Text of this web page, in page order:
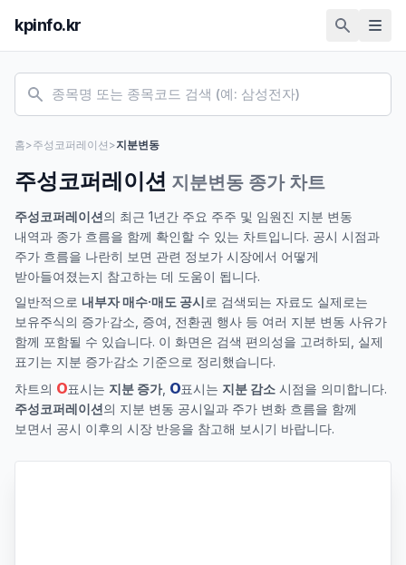
kpinfo.kr
홈>주성코퍼레이션 >지분변동
주성코퍼레이션 지분변동 종가 차트
주성코퍼레이션의 최근 1년간 주요 주주 및 임원진 지분 변동
내역과 종가 흐름을 함께 확인할 수 있는 차트입니다. 공시 시점과
주가 흐름을 나란히 보면 관련 정보가 시장에서 어떻게
받아들여졌는지 참고하는 데 도움이 됩니다.
일반적으로 내부자 매수·매도 공시로 검색되는 자료도 실제로는
보유주식의 증가·감소, 증여, 전환권 행사 등 여러 지분 변동 사유가
함께 포함될 수 있습니다. 이 화면은 검색 편의성을 고려하되, 실제
표기는 지분 증가·감소 기준으로 정리했습니다.
차트의 O표시는 지분 증가, O표시는 지분 감소 시점을 의미합니다.
주성코퍼레이션의 지분 변동 공시일과 주가 변화 흐름을 함께
보면서 공시 이후의 시장 반응을 참고해 보시기 바랍니다.